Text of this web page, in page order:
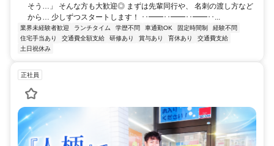
そう…」 そんな方も大歓迎◎ まずは先輩同行や、 名刺の渡し方など
から… 少しずつスタートします！ ･･━━･･━━･･━━･･...
業界未経験者歓迎 ランチタイム 学歴不問 車通勤OK 固定時間制
経験不問
住宅手当あり
交通費全額支給 研修あり 賞与あり 育休あり
交通費支給
土日祝休み
正社員